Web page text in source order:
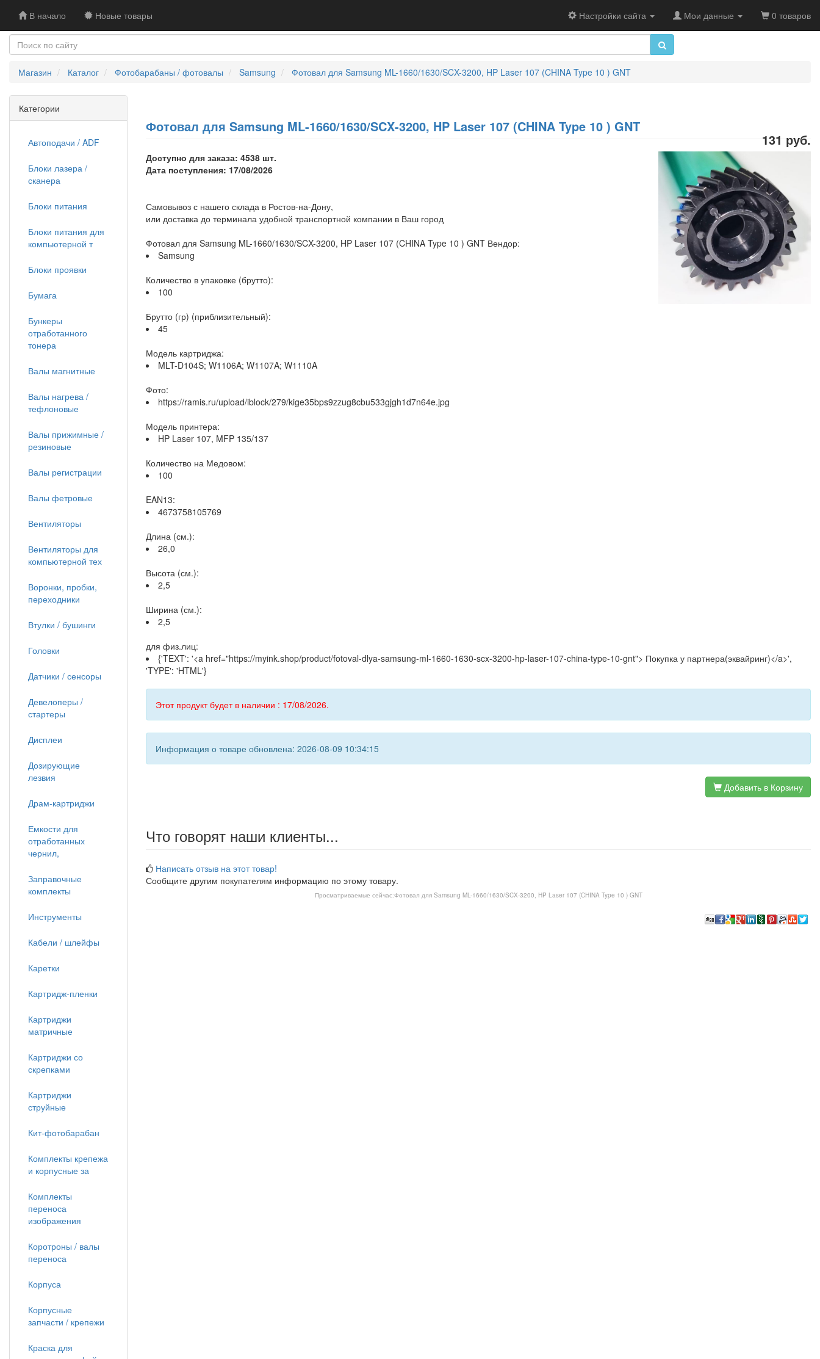
В начало Новые товары Настройки сайта Мои данные 0 товаров
Магазин Каталог Фотобарабаны / фотовалы Samsung Фотовал для Samsung ML-1660/1630/SCX-3200, HP Laser 107 (CHINA Type 10 ) GNT
Фотовал для Samsung ML-1660/1630/SCX-3200, HP Laser 107 (CHINA Type 10 ) GNT
131 руб.
Доступно для заказа: 4538 шт.
Дата поступления: 17/08/2026
Самовывоз с нашего склада в Ростов-на-Дону,
или доставка до терминала удобной транспортной компании в Ваш город
Фотовал для Samsung ML-1660/1630/SCX-3200, HP Laser 107 (CHINA Type 10 ) GNT Вендор:
Samsung
Количество в упаковке (брутто):
100
Брутто (гр) (приблизительный):
45
Модель картриджа:
MLT-D104S; W1106A; W1107A; W1110A
Фото:
https://ramis.ru/upload/iblock/279/kige35bps9zzug8cbu533gjgh1d7n64e.jpg
Модель принтера:
HP Laser 107, MFP 135/137
Количество на Медовом:
100
EAN13:
4673758105769
Длина (см.):
26,0
Высота (см.):
2,5
Ширина (см.):
2,5
для физ.лиц:
{'TEXT': '<a href="https://myink.shop/product/fotoval-dlya-samsung-ml-1660-1630-scx-3200-hp-laser-107-china-type-10-gnt"> Покупка у партнера(эквайринг)</a>',
'TYPE': 'HTML'}
Этот продукт будет в наличии : 17/08/2026.
Информация о товаре обновлена: 2026-08-09 10:34:15
Добавить в Корзину
Что говорят наши клиенты...
Написать отзыв на этот товар!
Сообщите другим покупателям информацию по этому товару.
Просматриваемые сейчас:Фотовал для Samsung ML-1660/1630/SCX-3200, HP Laser 107 (CHINA Type 10 ) GNT
Категории
Автоподачи / ADF
Блоки лазера /
сканера
Блоки питания
Блоки питания для
компьютерной т
Блоки проявки
Бумага
Бункеры
отработанного
тонера
Валы магнитные
Валы нагрева /
тефлоновые
Валы прижимные /
резиновые
Валы регистрации
Валы фетровые
Вентиляторы
Вентиляторы для
компьютерной тех
Воронки, пробки,
переходники
Втулки / бушинги
Головки
Датчики / сенсоры
Девелоперы /
стартеры
Дисплеи
Дозирующие
лезвия
Драм-картриджи
Емкости для
отработанных
чернил,
Заправочные
комплекты
Инструменты
Кабели / шлейфы
Каретки
Картридж-пленки
Картриджи
матричные
Картриджи со
скрепками
Картриджи
струйные
Кит-фотобарабан
Комплекты крепежа
и корпусные за
Комплекты
переноса
изображения
Коротроны / валы
переноса
Корпуса
Корпусные
запчасти / крепежи
Краска для